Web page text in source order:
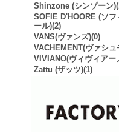
Shinzone (シンゾーン
SOFIE D'HOORE (ソフ
ール)(2)
VANS(ヴァンズ)(0)
VACHEMENT(ヴァシュ
VIVIANO(ヴィヴィアー
Zattu (ザッツ)(1)